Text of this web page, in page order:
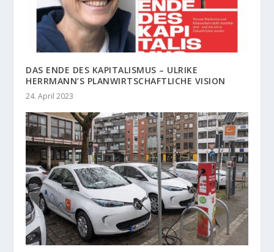
DAS ENDE DES KAPITALISMUS – ULRIKE
HERRMANN’S PLANWIRTSCHAFTLICHE VISION
24. April 2023